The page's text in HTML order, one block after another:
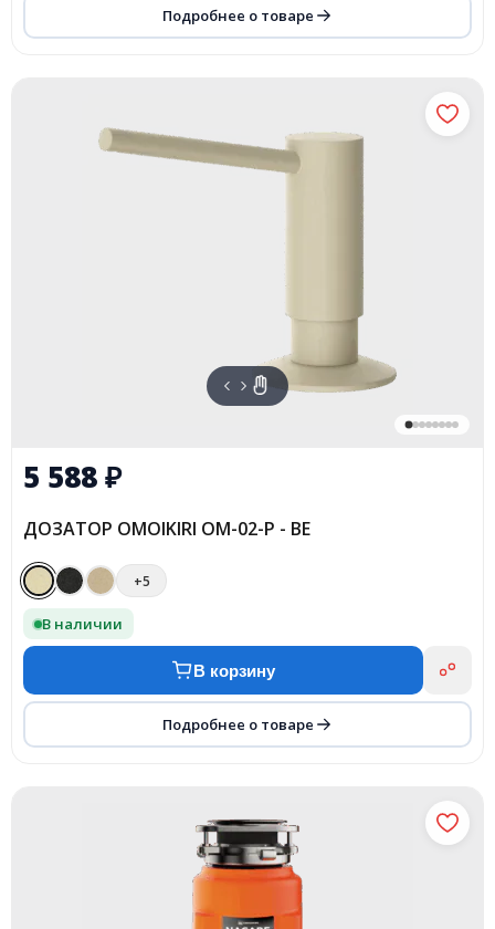
Подробнее о товаре
5 588₽
ДОЗАТОР OMOIKIRI OM-02-P - BE
+5
В наличии
В корзину
Подробнее о товаре